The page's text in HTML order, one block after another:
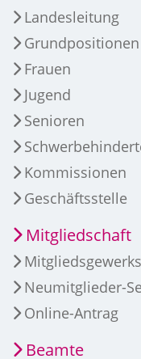
Landesleitung
Grundpositionen
Frauen
Jugend
Senioren
Kommissionen
Geschäftsstelle
Mitgliedschaft
Neumitglieder-
Online-Antrag
Beamte